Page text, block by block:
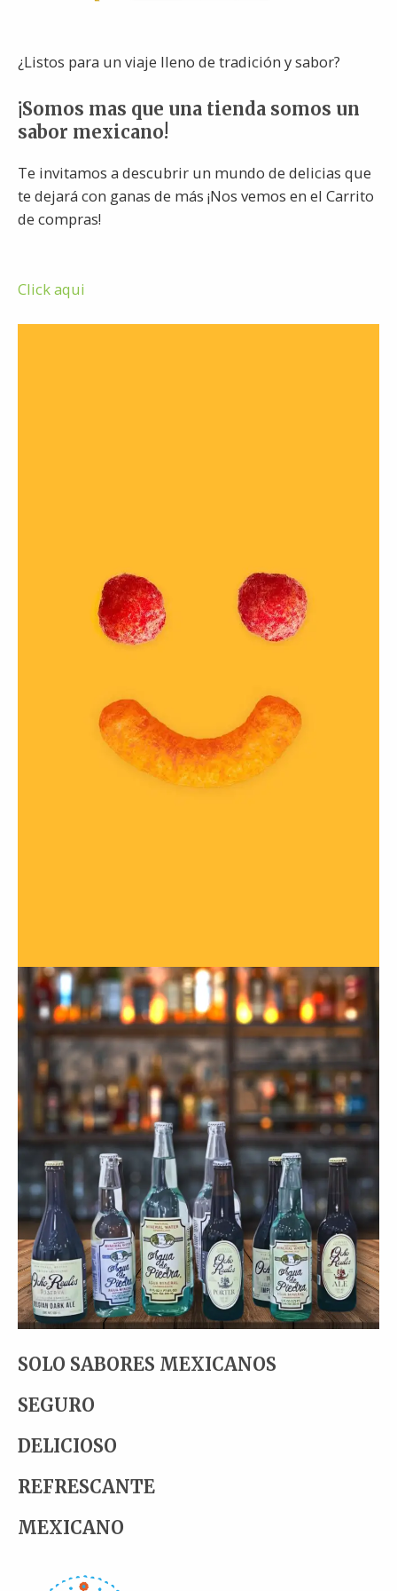
¿Listos para un viaje lleno de tradición y sabor?
¡Somos mas que una tienda somos un
sabor mexicano!
Te invitamos a descubrir un mundo de delicias que
te dejará con ganas de más ¡Nos vemos en el Carrito
de compras!
Click aqui
SOLO SABORES MEXICANOS
SEGURO
DELICIOSO
REFRESCANTE
MEXICANO